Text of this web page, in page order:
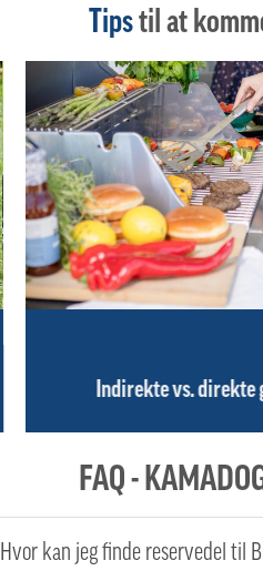
Tipstil at
Indirekte vs.
FAQ -
Hvor kan jeg finde reservedel til